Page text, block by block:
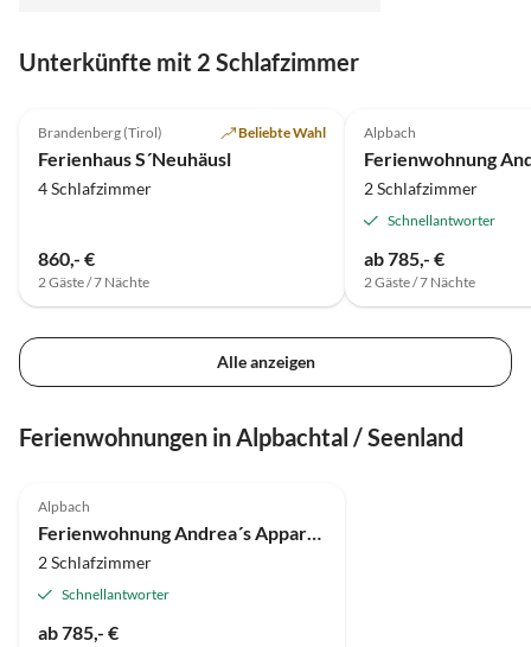
Unterkünfte mit 2 Schlafzimmer
Brandenberg (Tirol) Beliebte Wahl
Ferienhaus S´Neuhäusl
4 Schlafzimmer
860,- €
2 Gäste / 7 Nächte
Super-Gastgeber
Alpbach
2 Schlafzimmer
Schnellantworter
ab 785,- €
2 Gäste / 7 Nächte
Alle anzeigen
Ferienwohnungen in Alpbachtal / Seenland
Super-Gastgeber
Alpbach
Ferienwohnung Andrea´s Appartements
2 Schlafzimmer
Schnellantworter
ab 785,- €